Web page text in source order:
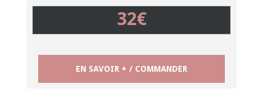
32€
EN SAVOIR + / COMMANDER